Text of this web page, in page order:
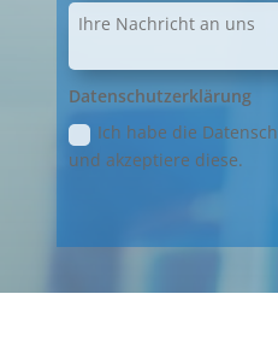
Datenschutzerklärung
Ich habe die
und akzeptiere diese.